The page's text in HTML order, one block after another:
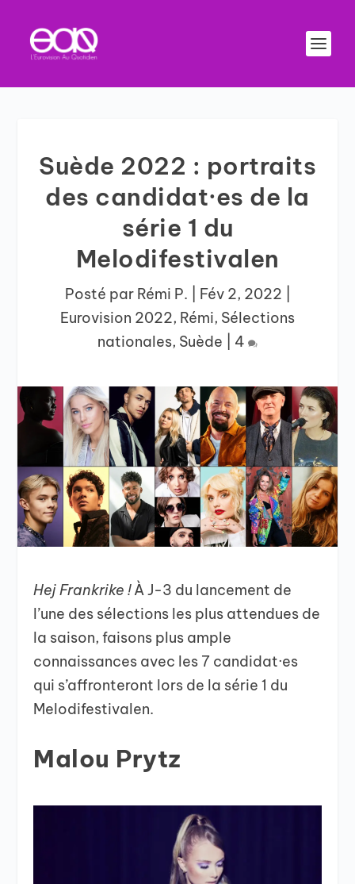
Suède 2022 : portraits
des candidat·es de la
série 1 du
Melodifestivalen
Posté par Rémi P. Fév 2, 2022
Eurovision 2022, Rémi, Sélections
nationales, Suède 4
Hej Frankrike !À J-3 du lancement de
l’une des sélections les plus attendues de
la saison, faisons plus ample
connaissances avec les 7 candidat·es
qui s’affronteront lors de la série 1 du
Melodifestivalen.
Malou Prytz